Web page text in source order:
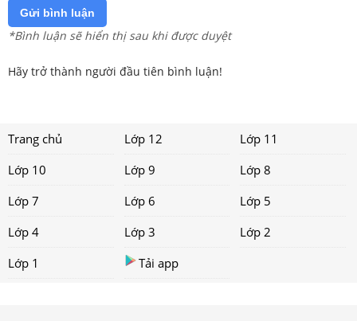
Gửi bình luận
*Bình luận sẽ hiển thị sau khi được duyệt
Hãy trở thành người đầu tiên bình luận!
Trang chủ Lớp 12
Lớp 11
Lớp 10
Lớp 9
Lớp 8
Lớp 7
Lớp 6
Lớp 5
Lớp 4
Lớp 3
Lớp 2
Lớp 1
Tải app